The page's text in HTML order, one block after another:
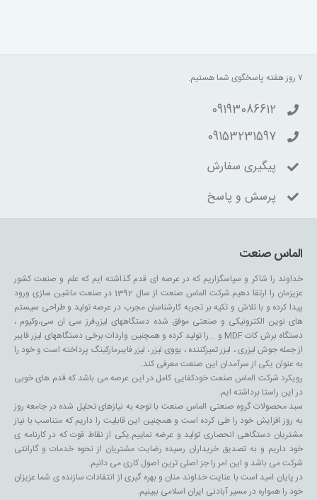
۷ روز هفته پاسخگوی شما هستیم.
09193086612
09153231597
پیگیری سفارش
پرسش و پاسخ
الماس صنعت
خداوند را شاکر و سپاسگزاریم که در عرصه ای قدم گذاشته ایم که علم و صنعت کشور
عزیزمان را ارتقا دهیم.شرکت الماس صنعت از سال 1392 در صنعت ماشین سازی ورود
پیدا کرده و با تلاش و تکیه بر تجربه کارشناسان مجرب در عرصه تولید و طراحی سیستم
های نوین الکترونیکی و صنعتی موفق شده دستگاههای لیزر،فرز سی ان سی،وکیوم ،
دستگاه برش کات MDF و …را تولید کرده و همچنین واردات برخی دستگاههای لیزر فایبر
از جمله جوش لیزری ، لیزر تمیزکننده ، یووی لیزر ، لیزر فایبرمارکینگ پرداخته است و خود را
به عنوان یکی از سرآمدان این صنعت معرفی کند.
رویکرد شرکت الماس صنعت خودکفایی کامل در این عرصه می باشد که قدم های خوبی
در این راستا برداشته ایم.
سبد محصولات گروه صنعتی الماس صنعت با توجه به نیازهای تحلیل شده در جامعه روز
به روز افزایش خود را طی کرده است و همچنین این قابلیت را داریم که متناسب با نیاز
مشتریان دستگاهی انحصاری تولید و عرضه نماییم.یکی از نقاط قوت که در کارنامه ی
خود داریم و به تصدیق خریداران رسیده رضایت مشتریان از نحوه خدمات و گارانتی
شرکت می باشد و این امر را جز اصلی ترین اصول کاری می دانیم.
در پایان امید است با عنایت خداوند منان و بهره گیری از انتقادات سازنده ی شما عزیزان
خود را همواره در مسیر آبادنی ایران اسلامی ببینیم.